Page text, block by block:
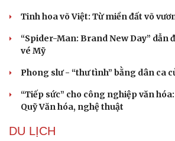
Sân khấu - Điện ảnh
tác với Rolls-Royce
VĂN HÓA